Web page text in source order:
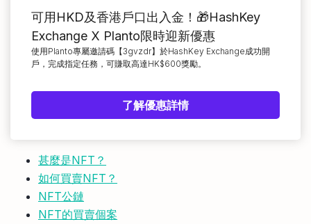
可用HKD及香港戶口出入金！🎁HashKey
Exchange X Planto限時迎新優惠
使用Planto專屬邀請碼【3gvzdr】於HashKey Exchange成功開
戶，完成指定任務，可賺取高達HK$600獎勵。
了解優惠詳情
甚麼是NFT？
如何買賣NFT？
NFT公鏈
NFT的買賣個案